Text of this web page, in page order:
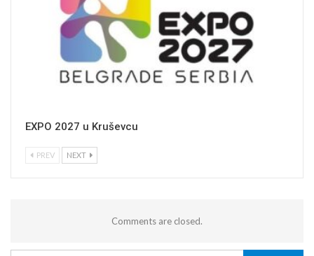
EXPO 2027 u Kruševcu
PREV NEXT
Comments are closed.